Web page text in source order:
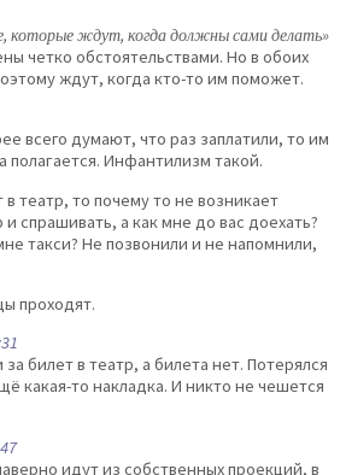
которые ждут, когда должны сами делать»
четко обстоятельствами. Но в обоих
ждут, когда кто-то им поможет.
всего думают, что раз заплатили, то им
Инфантилизм такой.
театр, то почему то не возникает
спрашивать, а как мне до вас доехать?
такси? Не позвонили и не напомнили,
проходят.
за билет в театр, а билета нет. Потерялся
какая-то накладка. И никто не чешется
идут из собственных проекций, в